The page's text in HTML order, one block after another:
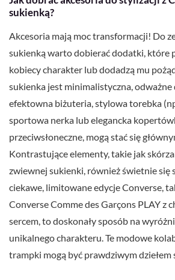
sukienką?
Akcesoria mają moc transformacji! Do
sukienką warto dobierać dodatki, które
kobiecy charakter lub dodadzą mu
sukienka jest minimalistyczna,
efektowna biżuteria, stylowa torebka
sportowa nerka lub elegancka
przeciwsłoneczne, mogą stać się
Kontrastujące elementy, takie jak
zwiewnej sukienki, również świetnie się
ciekawe, limitowane edycje Converse,
Converse Comme des Garçons PLAY z
sercem, to doskonały sposób na
unikalnego charakteru. Te modowe
trampki mogą być prawdziwym dziełem